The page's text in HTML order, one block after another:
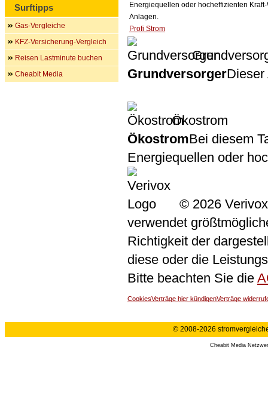
Energiequellen oder hocheffizienten
Anlagen.
Profi Strom
GrundversorgerDieser
Ökostrom
ÖkostromBei diesem
Energiequellen oder
© 2026
verwendet
Richtigkeit der
diese oder die
Bitte beachten Sie die
CookiesVerträge hier kündigenVerträge
Surftipps
Gas-Vergleiche
KFZ-Versicherung-Vergleich
Reisen Lastminute buchen
Cheabit Media
© 2008-2026
Cheabit Media